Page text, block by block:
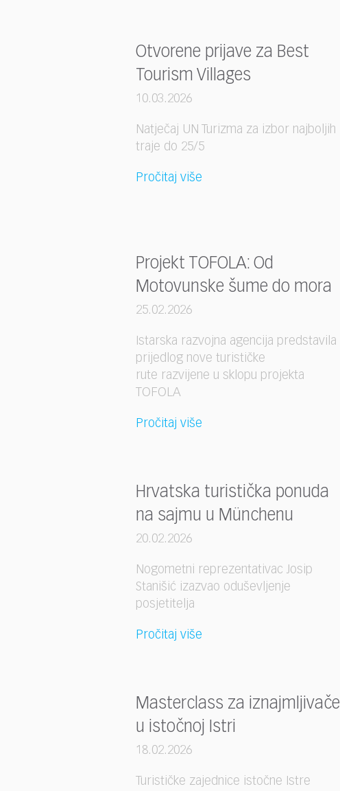
Otvorene prijave za Best
Tourism Villages
10.03.2026
Natječaj UN Turizma za izbor najboljih
traje do 25/5
Pročitaj više
Projekt TOFOLA: Od
Motovunske šume do mora
25.02.2026
Istarska razvojna agencija predstavila
prijedlog nove turističke
rute razvijene u sklopu projekta
TOFOLA
Pročitaj više
Hrvatska turistička ponuda
na sajmu u Münchenu
20.02.2026
Nogometni reprezentativac Josip
Stanišić izazvao oduševljenje
posjetitelja
Pročitaj više
Masterclass za iznajmljivače
u istočnoj Istri
18.02.2026
Turističke zajednice istočne Istre